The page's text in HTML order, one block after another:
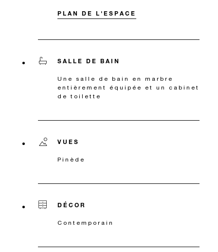
PLAN DE L'ESPACE
SALLE DE BAIN
Une salle de bain en marbre
entièrement équipée et un cabinet
de toilette
VUES
Pinède
DÉCOR
Contemporain